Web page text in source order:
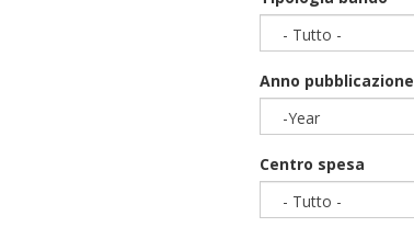
- Tutto -
Anno pubblicazione
-Year
Centro spesa
- Tutto -